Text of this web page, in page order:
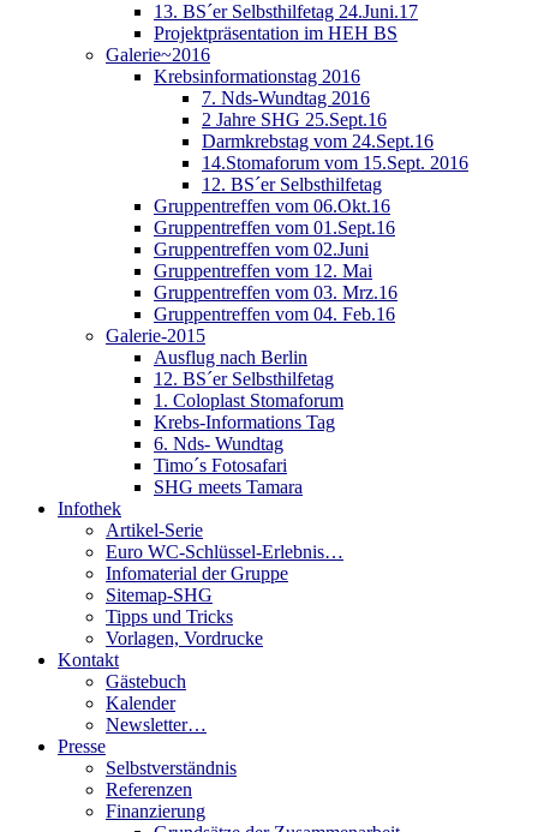
13. BS´er Selbsthilfetag 24.Juni.17
Projektpräsentation im HEH BS
Galerie~2016
Krebsinformationstag 2016
7. Nds-Wundtag 2016
2 Jahre SHG 25.Sept.16
Darmkrebstag vom 24.Sept.16
14.Stomaforum vom 15.Sept. 2016
12. BS´er Selbsthilfetag
Gruppentreffen vom 06.Okt.16
Gruppentreffen vom 01.Sept.16
Gruppentreffen vom 02.Juni
Gruppentreffen vom 12. Mai
Gruppentreffen vom 03. Mrz.16
Gruppentreffen vom 04. Feb.16
Galerie-2015
Ausflug nach Berlin
12. BS´er Selbsthilfetag
1. Coloplast Stomaforum
Krebs-Informations Tag
6. Nds- Wundtag
Timo´s Fotosafari
SHG meets Tamara
Infothek
Artikel-Serie
Euro WC-Schlüssel-Erlebnis…
Infomaterial der Gruppe
Sitemap-SHG
Tipps und Tricks
Vorlagen, Vordrucke
Kontakt
Gästebuch
Kalender
Newsletter…
Presse
Selbstverständnis
Referenzen
Finanzierung